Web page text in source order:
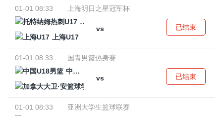
01-01 08:33
上海明日之星冠军杯
托特纳姆热刺U17
vs
上海U17
已结束
01-01 08:33
国青男篮热身赛
中国U18男篮
vs
已结束
01-01 08:33
亚洲大学生篮球联赛